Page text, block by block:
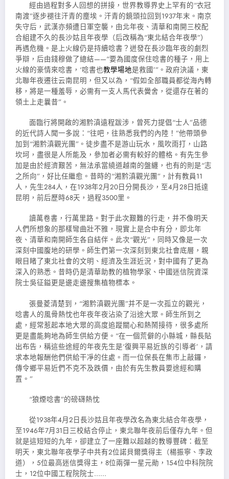
經由過程對多人回想的拼接，世界教導界史上罕有的“衣冠
南渡”逐步褪往汗青的塵埃。汗青的鏡頭拉回到1937年末。南京
失守后，武漢亦頻遭日軍空襲，由北年夜、清華和南開三校配
合組建不久的長沙姑且年夜學（后改稱為“東北結合年夜學”）
再遇危機。是上火線仍是持續唸書？迸發在長沙臨年夜的劇烈
爭辯，后由錢穆做了總結——“要為國度保住唸書的種子，用上
火線的豪情來唸書，‘唸書也教學場地是救國’”。政府決議，東
北聯年夜遷往云南昆明，但又以為，“假如全部職員都從海內轉
移，將是一種羞辱，必需有一支人馬代表黌舍，從還存在著的
領土上走曩昔”。
面臨行將開啟的湘黔滇遠程跋涉，曾死力提倡“士人”品德
的近代詩人聞一多說：“往吧，往熟悉我們的內陸！”他帶頭參
加到“湘黔滇觀光團”。徒步盡不是游山玩水，風吹雨打，山路
坎坷，盡很是人所能及，參加者必需有較好的體格。有先生參
加是由於經濟艱苦，無法承當繞道越南的盤纏，也有的則是“志
之所向”，好比任繼愈。昔時的“湘黔滇觀光團”，計有教員11
人，先生284人，在1938年2月20日分開長沙，至4月28日抵達
昆明，前后歷時68天，過程3500里。
讀萬卷書，行萬里路。對于此次艱難的行走，并不像明天
人們所想象的那樣彎曲壯不雅，現實上是合中有分，即北年
夜、清華和南開師生各自結伴。此次“觀光”，同時又像是一次
深刻中國腹地的研學。師生們第一次深刻到東北社會底層，親
眼目睹了東北社會的文明、經濟及生涯近況，對中國有了更為
深入的熟悉。昔時仍是清華助教的植物學家、中國迷信院資深
院士吳征鎰更是邊走邊搜集植物標本。
張曼菱清楚到，“湘黔滇觀光團”并不是一次孤立的觀光，
唸書人的風骨熱忱也年夜年夜沾染了沿途大眾。師生所到之
處，經常惹起本地大眾的高度追蹤關心和熱鬧接待，很多處所
更是盡能夠地為師生供給方便。“在一個荒僻的小縣城，縣長貼
出布告，稱這些途經的年夜先生是‘復興平易近族的引導者’，請
求本地報酬他們供給干凈的住處。而一位保長在集市上敲鑼，
傳令鄉平易近們不克不及跌價，由於有先生教員要途經和購
置。”
“狼煙唸書”的磅礴熱忱
從1938年4月2日長沙姑且年夜學改名為東北結合年夜學，
至1946年7月31日三校結合停止，東北聯年夜前后僅存九年。但
就是這短短的九年，卻建立了一座難以超越的教導豐碑：截至
明天，東北聯年夜學子中共有2位諾貝爾獎得主（楊振寧、李政
道），5位最高迷信獎得主，8位兩彈一星元勛，154位中科院院
士，12位中國工程院院士……